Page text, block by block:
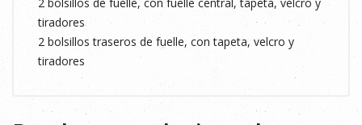
tiradores
2 bolsillos traseros de fuelle, con tapeta, velcro y
tiradores